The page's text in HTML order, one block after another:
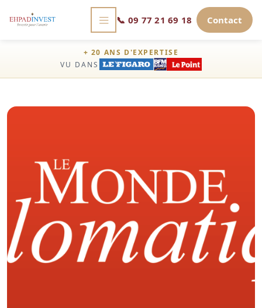
📞 09 77 21 69 18 Contact
+ 20 ANS D'EXPERTISE
VU DANS